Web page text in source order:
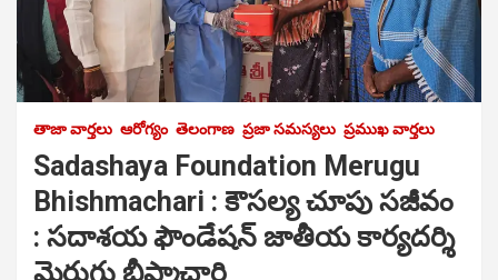
తాజా వార్తలు ఆరోగ్యం తెలంగాణ ప్రజా సమస్యలు ప్రముఖ వార్తలు
Sadashaya Foundation Merugu
Bhishmachari : కౌసల్య చూపు సజీవం
: సదాశయ ఫౌండేషన్ జాతీయ కార్యదర్శి
మెరుగు భీష్మాచారి